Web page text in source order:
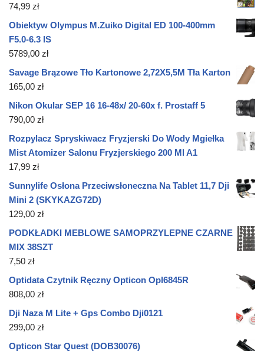
74,99 zł
Obiektyw Olympus M.Zuiko Digital ED 100-400mm
F5.0-6.3 IS
5789,00 zł
Savage Brązowe Tło Kartonowe 2,72X5,5M Tła Karton
165,00 zł
Nikon Okular SEP 16 16-48x/ 20-60x f. Prostaff 5
790,00 zł
Rozpylacz Spryskiwacz Fryzjerski Do Wody Mgiełka
Mist Atomizer Salonu Fryzjerskiego 200 Ml A1
17,99 zł
Sunnylife Osłona Przeciwsłoneczna Na Tablet 11,7 Dji
Mini 2 (SKYKAZG72D)
129,00 zł
PODKŁADKI MEBLOWE SAMOPRZYLEPNE CZARNE
MIX 38SZT
7,50 zł
Optidata Czytnik Ręczny Opticon Opl6845R
808,00 zł
Dji Naza M Lite + Gps Combo Dji0121
299,00 zł
Opticon Star Quest (DOB30076)